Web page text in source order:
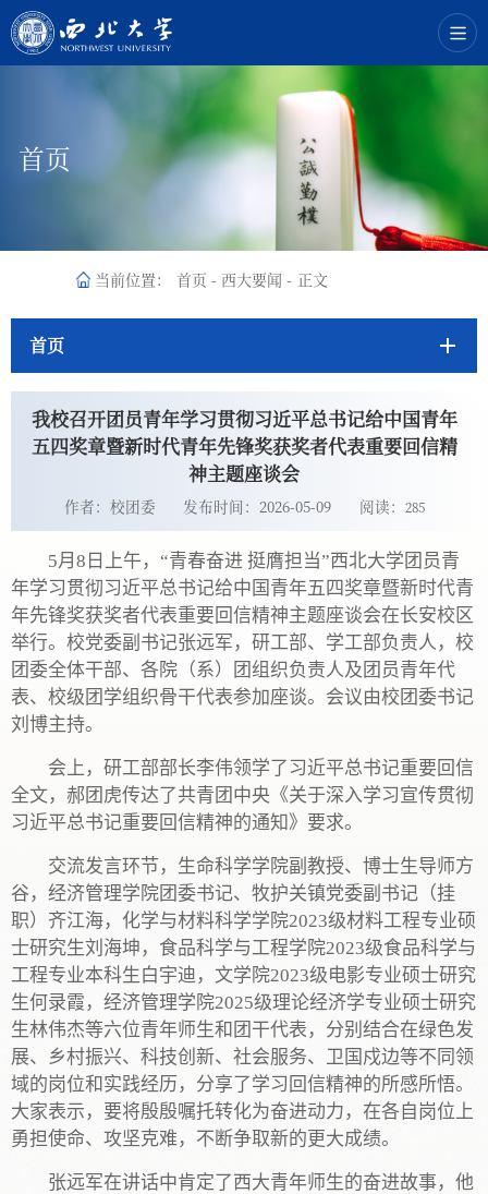
首页
当前位置： 首页 - 西大要闻 - 正文
首页
我校召开团员青年学习贯彻习近平总书记给中国青年
五四奖章暨新时代青年先锋奖获奖者代表重要回信精
神主题座谈会
作者：校团委 发布时间：2026-05-09 阅读： 285
5月8日上午，“青春奋进 挺膺担当”西北大学团员青
年学习贯彻习近平总书记给中国青年五四奖章暨新时代青
年先锋奖获奖者代表重要回信精神主题座谈会在长安校区
举行。校党委副书记张远军，研工部、学工部负责人，校
团委全体干部、各院（系）团组织负责人及团员青年代
表、校级团学组织骨干代表参加座谈。会议由校团委书记
刘博主持。
会上，研工部部长李伟领学了习近平总书记重要回信
全文，郝团虎传达了共青团中央《关于深入学习宣传贯彻
习近平总书记重要回信精神的通知》要求。
交流发言环节，生命科学学院副教授、博士生导师方
谷，经济管理学院团委书记、牧护关镇党委副书记（挂
职）齐江海，化学与材料科学学院2023级材料工程专业硕
士研究生刘海坤，食品科学与工程学院2023级食品科学与
工程专业本科生白宇迪，文学院2023级电影专业硕士研究
生何录霞，经济管理学院2025级理论经济学专业硕士研究
生林伟杰等六位青年师生和团干代表，分别结合在绿色发
展、乡村振兴、科技创新、社会服务、卫国戍边等不同领
域的岗位和实践经历，分享了学习回信精神的所感所悟。
大家表示，要将殷殷嘱托转化为奋进动力，在各自岗位上
勇担使命、攻坚克难，不断争取新的更大成绩。
张远军在讲话中肯定了西大青年师生的奋进故事，他